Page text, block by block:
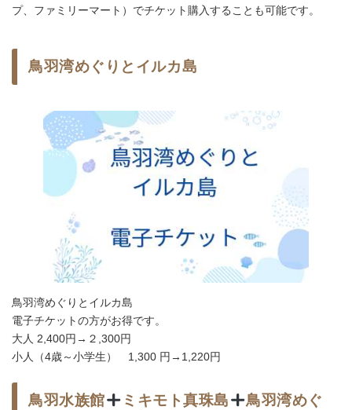
プ、ファミリーマート）でチケット購入することも可能です。
鳥羽湾めぐりとイルカ島
鳥羽湾めぐりとイルカ島
電子チケットの方がお得です。
大人 2,400円→２,300円
小人（4歳～小学生） 1,300 円→1,220円
鳥羽水族館 ミキモト真珠島
鳥羽湾めぐ